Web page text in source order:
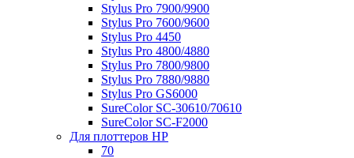
Stylus Pro 7900/9900
Stylus Pro 7600/9600
Stylus Pro 4450
Stylus Pro 4800/4880
Stylus Pro 7800/9800
Stylus Pro 7880/9880
Stylus Pro GS6000
SureColor SC-30610/70610
SureColor SC-F2000
Для плоттеров HP
70